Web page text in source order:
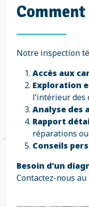
Notre inspection
Accès aux
Exploration
l’intérieur des
Analyse des
Rapport
réparations
Conseils
Besoin d’un
Contactez-nous au